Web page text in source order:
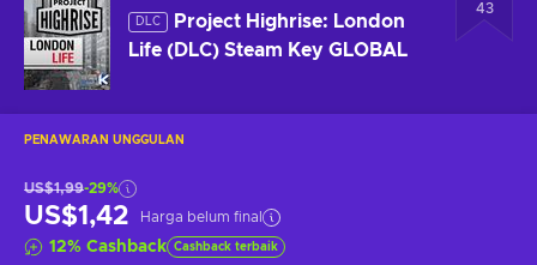
DLC
Project Highrise: London
Life (DLC) Steam Key GLOBAL
43
PENAWARAN UNGGULAN
US$1,99-29%
US$1,42 Harga belum final
12% Cashback Cashback terbaik